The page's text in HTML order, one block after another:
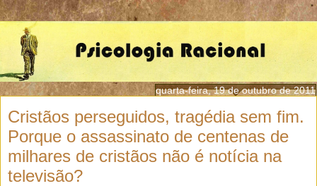
quarta-feira, 19 de outubro de 2011
Cristãos perseguidos, tragédia sem fim.
Porque o assassinato de centenas de
milhares de cristãos não é notícia na
televisão?